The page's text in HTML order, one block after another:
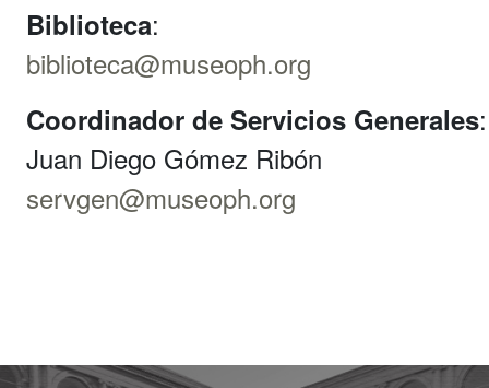
Biblioteca:
biblioteca@museoph.org
Coordinador de Servicios Generales:
Juan Diego Gómez Ribón
servgen@museoph.org